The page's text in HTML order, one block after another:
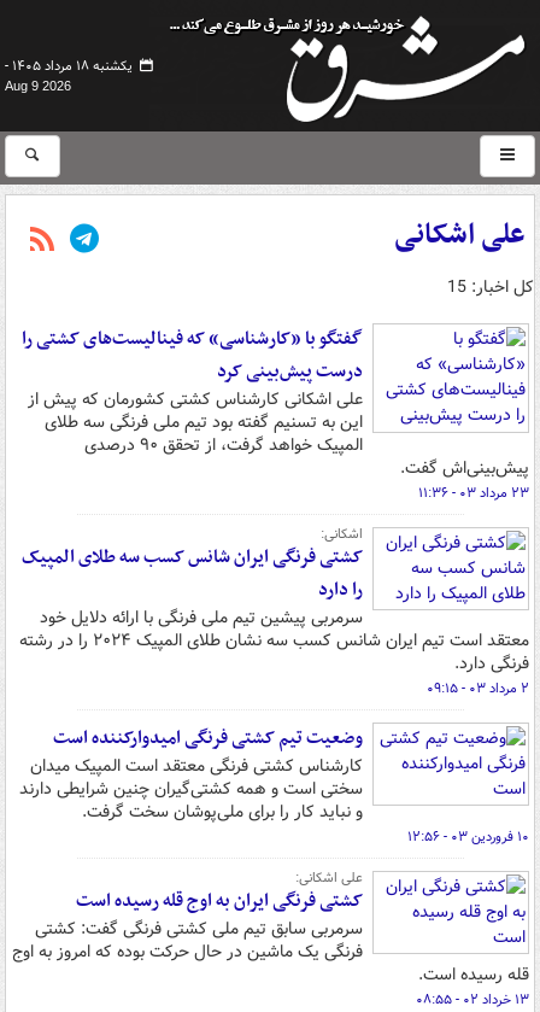
یکشنبه ۱۸ مرداد ۱۴۰۵ -
Aug 9 2026
علی اشکانی
کل اخبار: 15
گفتگو با «کارشناسی» که فینالیست‌های کشتی را
درست پیش‌بینی کرد
علی اشکانی کارشناس کشتی کشورمان که پیش از
این به تسنیم گفته بود تیم ملی فرنگی سه طلای
المپیک خواهد گرفت، از تحقق ۹۰ درصدی
پیش‌بینی‌اش گفت.
۲۳ مرداد ۰۳ - ۱۱:۳۶
اشکانی:
کشتی فرنگی ایران شانس کسب سه طلای المپیک
را دارد
سرمربی پیشین تیم ملی فرنگی با ارائه دلایل خود
معتقد است تیم ایران شانس کسب سه نشان طلای المپیک ۲۰۲۴ را در رشته
فرنگی دارد.
۲ مرداد ۰۳ - ۰۹:۱۵
وضعیت تیم کشتی فرنگی امیدوارکننده است
کارشناس کشتی فرنگی معتقد است المپیک میدان
سختی است و همه کشتی‌گیران چنین شرایطی دارند
و نباید کار را برای ملی‌پوشان سخت گرفت.
۱۰ فروردین ۰۳ - ۱۲:۵۶
علی اشکانی:
کشتی فرنگی ایران به اوج قله رسیده است
سرمربی سابق تیم ملی کشتی فرنگی گفت: کشتی
فرنگی یک ماشین در حال حرکت بوده که امروز به اوج
قله رسیده است.
۱۳ خرداد ۰۲ - ۰۸:۵۵